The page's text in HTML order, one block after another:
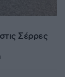
Σέρρες